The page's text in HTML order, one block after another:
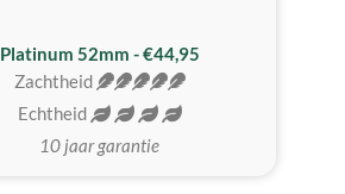
Platinum 52mm - €44,95
Zachtheid
Echtheid
10 jaar garantie